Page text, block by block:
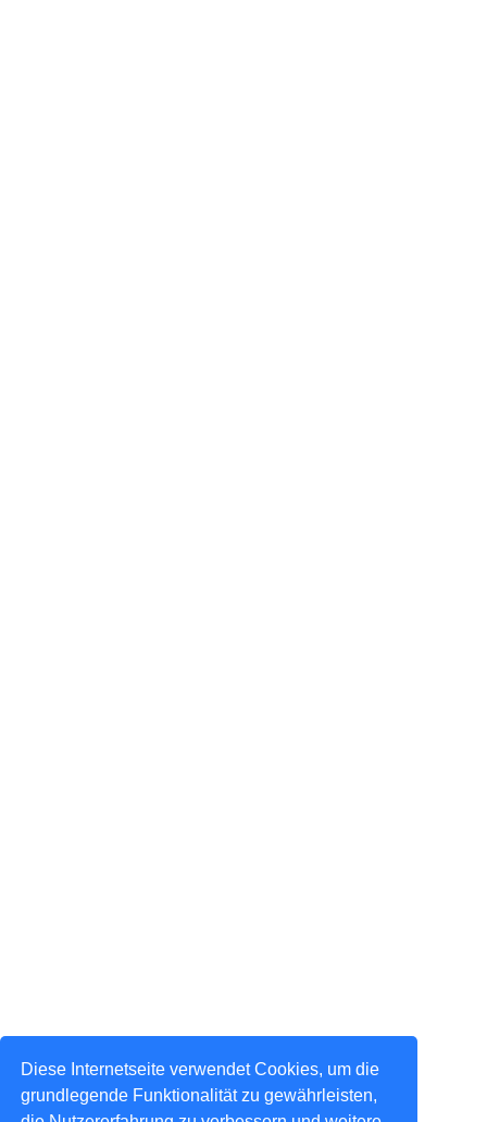
Diese Internetseite verwendet Cookies, um die
grundlegende Funktionalität zu gewährleisten,